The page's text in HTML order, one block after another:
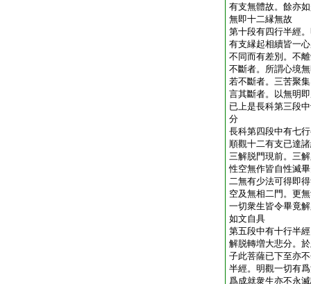
有支無體故。餘亦
無即十二縁無故
第十段有四行半經
有支縁起相續皆一
不同而有差別。不
不斷者。所謂心境
若不斷者。三苦聚
言其斷者。以無明
已上是長科第三段
分
長科第四段中有七
順觀十二有支已達
三解脱門現前。三
性空無作皆自性滅
二無有少法可得即
空及無相二門。更
一切衆生皆令畢竟
如文自具
第五段中有十行半
解脱轉増大悲分。
子此菩薩已下至亦
半經。明觀一切有
爲成就衆生亦不永